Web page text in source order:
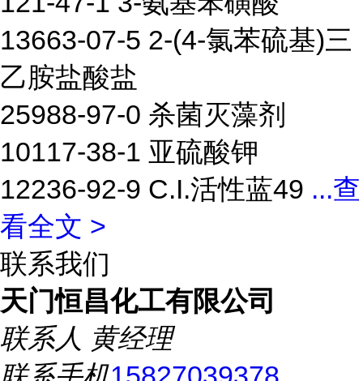
13663-07-5 2-(4-氯苯硫基)三
乙胺盐酸盐
25988-97-0 杀菌灭藻剂
10117-38-1 亚硫酸钾
12236-92-9 C.I.活性蓝49 ...查
看全文 >
联系我们
天门恒昌化工有限公司
联系人 黄经理